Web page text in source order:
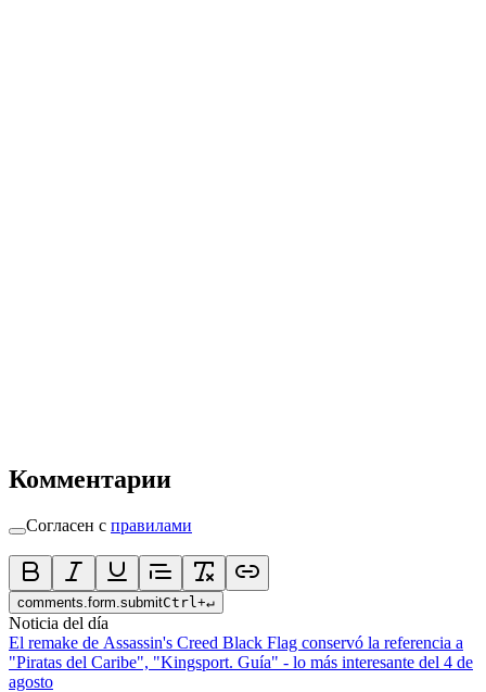
Комментарии
Согласен с правилами
comments.form.submitCtrl +↵
Noticia del día
El remake de Assassin's Creed Black Flag conservó la referencia a
"Piratas del Caribe", "Kingsport. Guía" - lo más interesante del 4 de
agosto